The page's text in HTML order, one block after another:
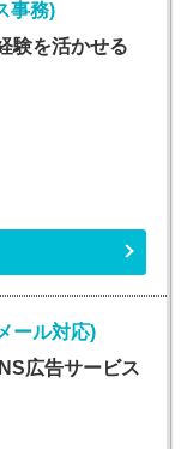
事務)
験を活かせる
ール対応)
広告サービス